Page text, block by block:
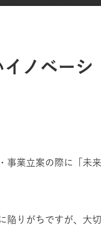
ノベーシ
事業立案の際に「未来
陥りがちですが、大切